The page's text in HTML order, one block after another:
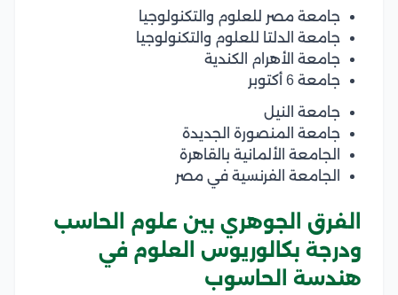
جامعة مصر للعلوم والتكنولوجيا
جامعة الدلتا للعلوم والتكنولوجيا
جامعة الأهرام الكندية
جامعة 6 أكتوبر
جامعة النيل
جامعة المنصورة الجديدة
الجامعة الألمانية بالقاهرة
الجامعة الفرنسية في مصر
الفرق الجوهري بين علوم الحاسب
ودرجة بكالوريوس العلوم في
هندسة الحاسوب